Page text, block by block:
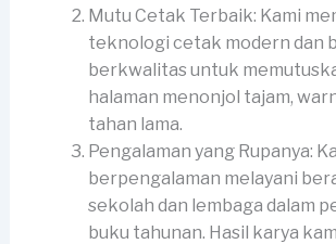
Mutu Cetak Terbaik: Kami
teknologi cetak modern dan
berkwalitas untuk
halaman menonjol tajam,
tahan lama.
Pengalaman yang Rupanya:
berpengalaman melayani
sekolah dan lembaga dalam
buku tahunan. Hasil karya